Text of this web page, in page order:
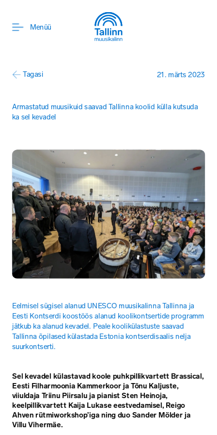
Menüü
21. märts 2023
Tagasi
Armastatud muusikuid saavad Tallinna koolid külla kutsuda
ka sel kevadel
Eelmisel sügisel alanud UNESCO muusikalinna Tallinna ja
Eesti Kontserdi koostöös alanud koolikontsertide programm
jätkub ka alanud kevadel. Peale koolikülastuste saavad
Tallinna õpilased külastada Estonia kontserdisaalis nelja
suurkontserti.
Sel kevadel külastavad koole puhkpillikvartett Brassical,
Eesti Filharmoonia Kammerkoor ja Tõnu Kaljuste,
viiuldaja Triinu Piirsalu ja pianist Sten Heinoja,
keelpillikvartett Kaija Lukase eestvedamisel, Reigo
Ahven rütmiworkshop’iga ning duo Sander Mölder ja
Villu Vihermäe.